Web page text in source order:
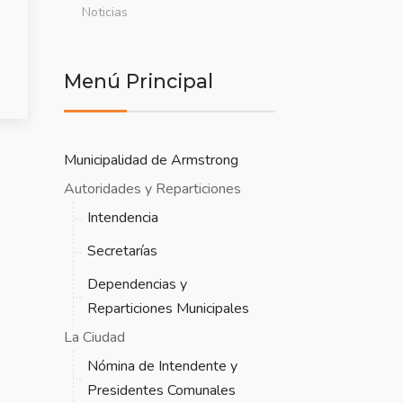
Noticias
Menú Principal
Municipalidad de Armstrong
Autoridades y Reparticiones
Intendencia
Secretarías
Dependencias y
Reparticiones Municipales
La Ciudad
Nómina de Intendente y
Presidentes Comunales